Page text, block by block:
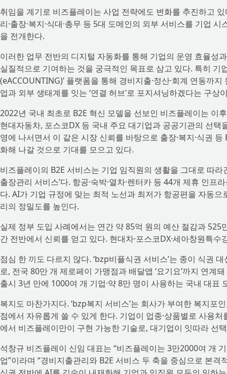
취임을 계기로 비즈플레이는 사업 전략에도 변화를 추진하고
리·출장·복지·식대·총무 등 5대 도메인의 외부 서비스를 기업
을 전개한다.
이러한 업무 전반의 디지털 자동화를 통해 기업의 운영 효율성
실질적으로 기여하는 것을 궁극적인 목표로 삼고 있다. 특히 기
(eACCOUNTING)’ 플랫폼을 통해 경비지출·정산·회계 연동까
업과 외부 생태계를 잇는 ‘연결 허브’로 포지셔닝하겠다는 구상
2022년 국내 최초로 B2E 혁신 모델을 선보인 비즈플레이는 이
현대자동차, 포스코DX 등 국내 주요 대기업과 공공기관의 선택
영에 나서면서 이 같은 시장 신뢰를 바탕으로 출장·복지·식권
화해 나갈 것으로 기대를 모으고 있다.
비즈플레이의 B2E 서비스는 기업 임직원의 생활을 그대로 따
출장관리 서비스’다. 항공·숙박·열차·렌터카 등 44개 제휴 인
다. AI가 기업 규정에 맞는 최적 노선과 최저가 항공편을 자동
리의 정밀도를 높인다.
실제 정부 도입 사례에서는 연간 약 85억 원의 예산 절감과
간 전반에서 신뢰를 얻고 있다. 현대차·포스코DX·세아창원특수
점심 한 끼도 다르지 않다. ‘bzp비플식권 서비스’는 종이 식권
로, 전국 80만 개 제로페이 가맹점과 배달앱 ‘요기요’까지 연계
출시 3년 만에 1000여 개 기업·약 8만 명이 사용하는 국내 대표
복지도 마찬가지다. ‘bzp복지 서비스’는 회사가 부여한 복지포
점에서 자유롭게 쓸 수 있게 한다. 기업이 업종·상품별로 사용
에서 비즈플레이만이 구현 가능한 기술로, 대기업이 잇따라 선
석창규 비즈플레이 신임 대표는 “비즈플레이는 3만2000여 개
업”이라며 “경비지출관리와 B2E 서비스 두 축을 중심으로 본격